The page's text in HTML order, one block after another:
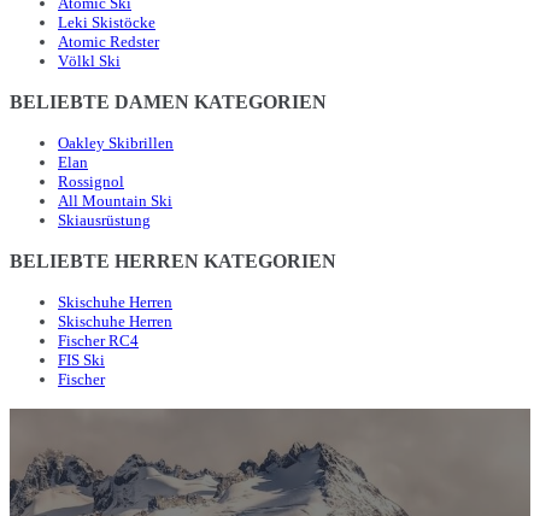
Leki Skistöcke
Atomic Redster
Völkl Ski
BELIEBTE DAMEN KATEGORIEN
Oakley Skibrillen
Elan
Rossignol
All Mountain Ski
Skiausrüstung
BELIEBTE HERREN KATEGORIEN
Skischuhe Herren
Skischuhe Herren
Fischer RC4
FIS Ski
Fischer